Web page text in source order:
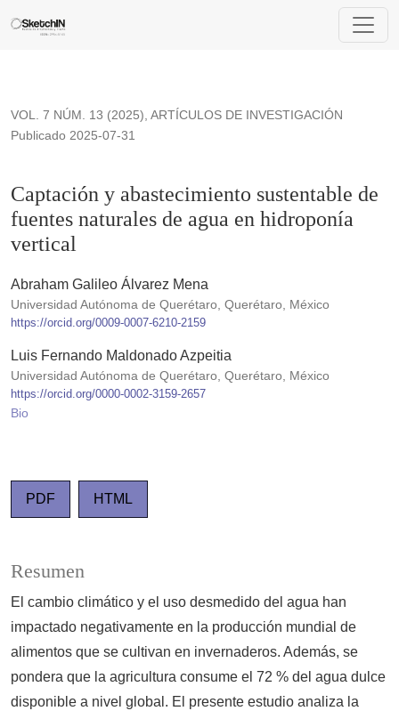
Captación y abastecimiento sustentable de fuentes
VOL. 7 NÚM. 13 (2025), ARTÍCULOS DE INVESTIGACIÓN
Captación y abastecimiento sustentable de
fuentes naturales de agua en hidroponía
vertical
Publicado 2025-07-31
Abraham Galileo Álvarez Mena
Universidad Autónoma de Querétaro, Querétaro, México
https://orcid.org/0009-0007-6210-2159
Luis Fernando Maldonado Azpeitia
Universidad Autónoma de Querétaro, Querétaro, México
https://orcid.org/0000-0002-3159-2657
Bio
PDF HTML
Resumen
El cambio climático y el uso desmedido del agua han
impactado negativamente en la producción mundial de
alimentos que se cultivan en invernaderos. Además, se
pondera que la agricultura consume el 72 % del agua dulce
disponible a nivel global. El presente estudio analiza la